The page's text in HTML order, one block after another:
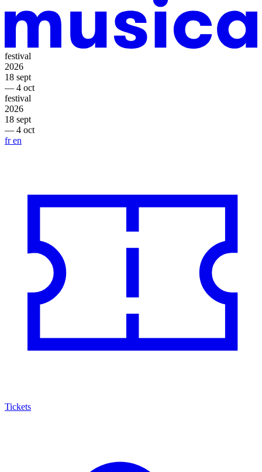
festival
2026
18 sept
— 4 oct
festival
2026
18 sept
— 4 oct
fren
Tickets